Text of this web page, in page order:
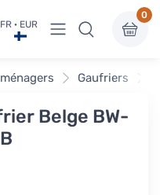
FR · EUR Voir sous-menu
0
Gaufriers
Belge BW-